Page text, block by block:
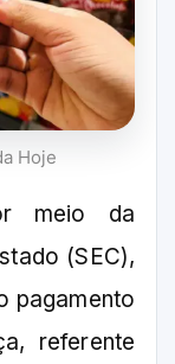
Hoje
meio da
(SEC),
pagamento
referente